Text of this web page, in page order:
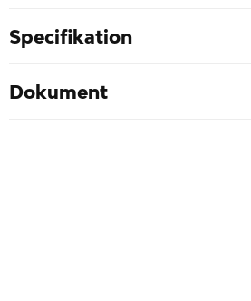
Specifikation
Dokument